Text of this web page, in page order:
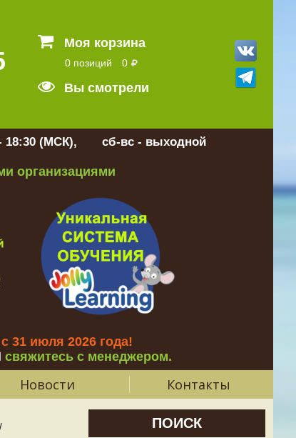
Моя корзина
0 позиций 0
Вы смотрели
- 18:30 (МСК), сб-вс - выходной
организациями
31 июля 2026 года!
свяжитесь с менеджером.
Новости Контакты
/
ПОИСК